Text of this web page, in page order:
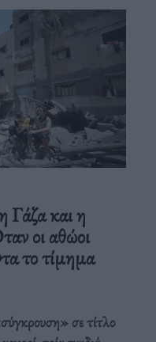
Γάζα και η
οι αθώοι
το τίμημα
σε τίτλο